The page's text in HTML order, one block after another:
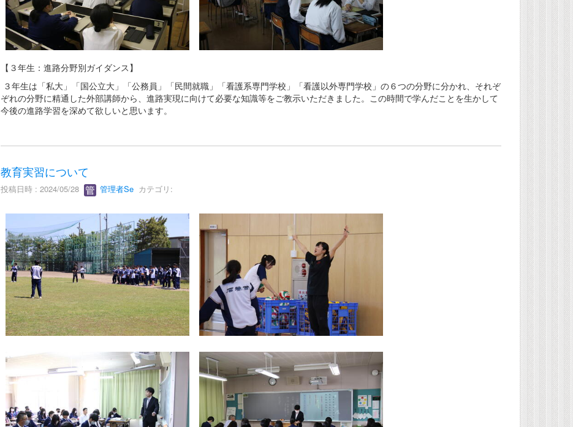
【３年生：進路分野別ガイダンス】
３年生は「私大」「国公立大」「公務員」「民間就職」「看護系専門学校」「看護以外専門学校」の６つの分野に分かれ、それぞ
ぞれの分野に精通した外部講師から、進路実現に向けて必要な知識等をご教示いただきました。この時間で学んだことを生かして
今後の進路学習を深めて欲しいと思います。
教育実習について
投稿日時 : 2024/05/28 管理者Seカテゴリ: